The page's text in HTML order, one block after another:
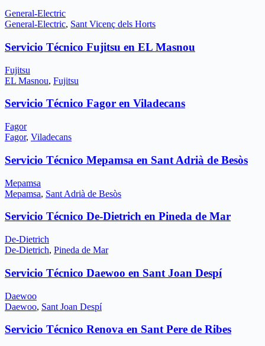
General-Electric
General-Electric, Sant Vicenç dels Horts
Servicio Técnico Fujitsu en EL Masnou
Fujitsu
EL Masnou, Fujitsu
Servicio Técnico Fagor en Viladecans
Fagor
Fagor, Viladecans
Servicio Técnico Mepamsa en Sant Adrià de Besòs
Mepamsa
Mepamsa, Sant Adrià de Besòs
Servicio Técnico De-Dietrich en Pineda de Mar
De-Dietrich
De-Dietrich, Pineda de Mar
Servicio Técnico Daewoo en Sant Joan Despí
Daewoo
Daewoo, Sant Joan Despí
Servicio Técnico Renova en Sant Pere de Ribes